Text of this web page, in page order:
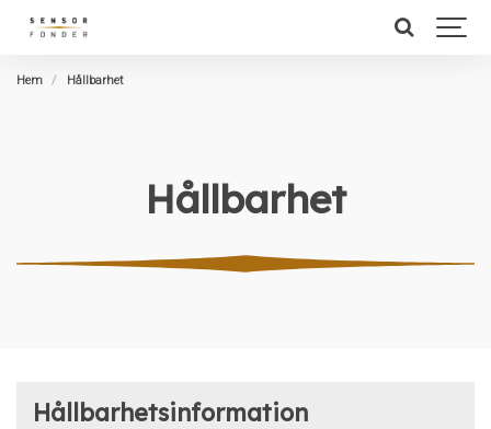
Hem Hållbarhet
Hållbarhet
Hållbarhetsinformation